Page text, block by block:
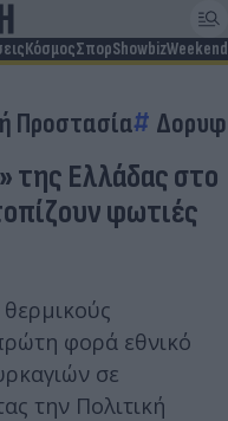
ΚόσμοςΣπορShowbizWeekend
Προστασία
της Ελλάδας στο
φωτιές
φορά εθνικό
σε
την Πολιτική